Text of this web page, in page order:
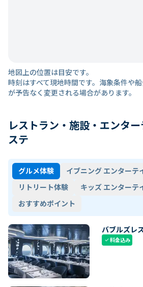
地図上の位置は目安です。
時刻はすべて現地時間です。海象条件や
が予告なく変更される場合があります。
レストラン・施設・エンタ
ステ
グルメ体験
イブニング エンターテ
リトリート体験
キッズ エンターテ
おすすめポイント
バブルズレ
check料金込み